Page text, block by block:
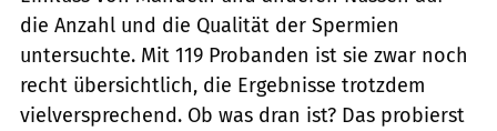
die Anzahl und die Qualität der Spermien
untersuchte. Mit 119 Probanden ist sie zwar noch
recht übersichtlich, die Ergebnisse trotzdem
vielversprechend. Ob was dran ist? Das probierst